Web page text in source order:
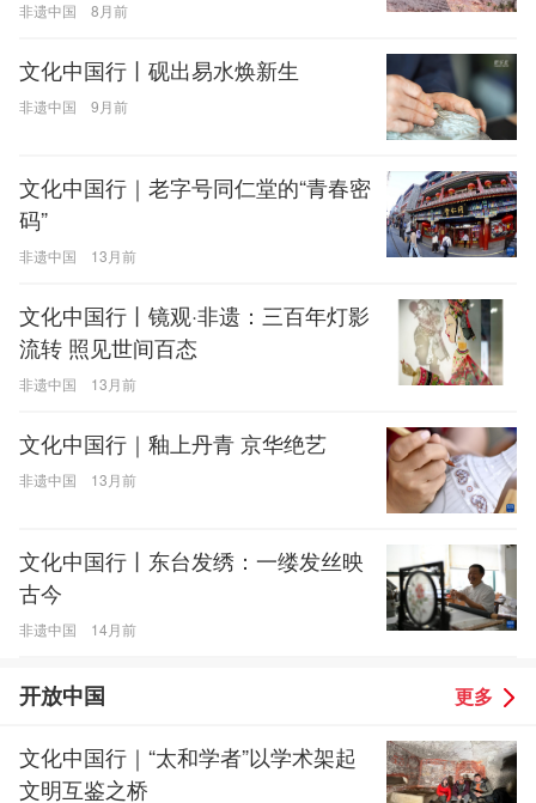
非遗中国 8月前
文化中国行丨砚出易水焕新生
非遗中国 9月前
文化中国行｜老字号同仁堂的“青春密
码”
非遗中国 13月前
文化中国行丨镜观·非遗：三百年灯影
流转 照见世间百态
非遗中国 13月前
文化中国行｜釉上丹青 京华绝艺
非遗中国 13月前
文化中国行丨东台发绣：一缕发丝映
古今
非遗中国 14月前
开放中国 更多
文化中国行｜“太和学者”以学术架起
文明互鉴之桥